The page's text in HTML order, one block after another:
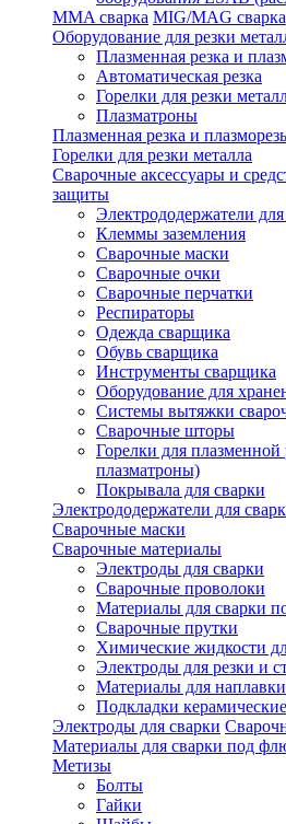
MMA сварка MIG/MAG сварка
Оборудование для резки
Плазменная резка и
Автоматическая резка
Горелки для резки
Плазматроны
Плазменная резка и
Горелки для резки металла
Сварочные аксессуары и
защиты
Электрододержатели
Клеммы заземления
Сварочные маски
Сварочные очки
Сварочные перчатки
Респираторы
Одежда сварщика
Обувь сварщика
Инструменты сварщика
Оборудование для
Системы вытяжки
Сварочные шторы
Горелки для плазменной
плазматроны)
Покрывала для сварки
Электрододержатели для
Сварочные маски
Сварочные материалы
Электроды для сварки
Сварочные проволоки
Материалы для сварки
Сварочные прутки
Химические жидкости
Электроды для резки и
Материалы для наплавки
Подкладки керамические
Электроды для сварки
Материалы для сварки под
Метизы
Болты
Гайки